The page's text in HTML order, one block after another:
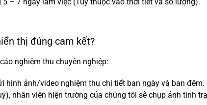
– 7 ngày làm việc (Tùy thuộc vào thời tiết và số lượng).
thị đúng cam kết?
nghiệm thu chuyên nghiệp:
hình ảnh/video nghiệm thu chi tiết ban ngày và ban đêm.
nhân viên hiện trường của chúng tôi sẽ chụp ảnh tình